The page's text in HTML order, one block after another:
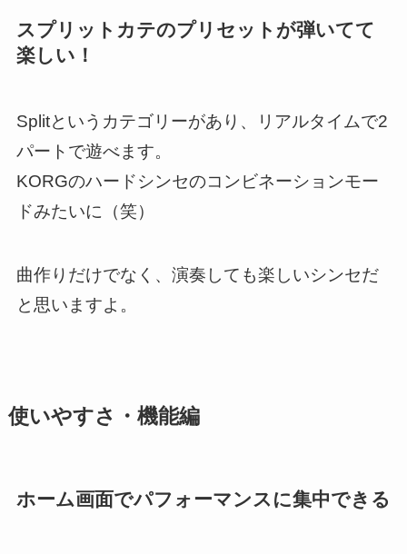
スプリットカテのプリセットが弾いてて
楽しい！
Splitというカテゴリーがあり、リアルタイムで2
パートで遊べます。
KORGのハードシンセのコンビネーションモー
ドみたいに（笑）
曲作りだけでなく、演奏しても楽しいシンセだ
と思いますよ。
使いやすさ・機能編
ホーム画面でパフォーマンスに集中できる